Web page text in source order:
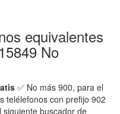
equivalentes
No
✅ No más 900, para el
telélefonos con prefijo 902
buscador de